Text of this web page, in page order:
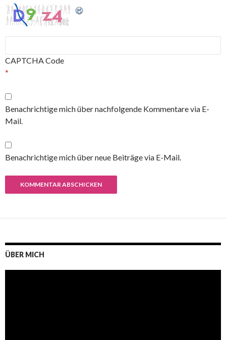
CAPTCHA Code
*
Benachrichtige mich über nachfolgende Kommentare via E-
Mail.
Benachrichtige mich über neue Beiträge via E-Mail.
ÜBER MICH